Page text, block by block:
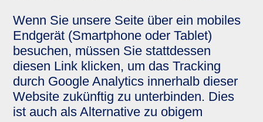
Wenn Sie unsere Seite über ein mobiles
Endgerät (Smartphone oder Tablet)
besuchen, müssen Sie stattdessen
diesen Link klicken, um das Tracking
durch Google Analytics innerhalb dieser
Website zukünftig zu unterbinden. Dies
ist auch als Alternative zu obigem